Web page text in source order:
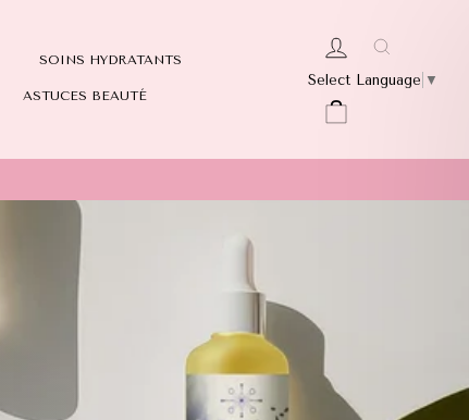
SOINS HYDRATANTS
ASTUCES BEAUTÉ
SE CONNECTER
Select Language ▼